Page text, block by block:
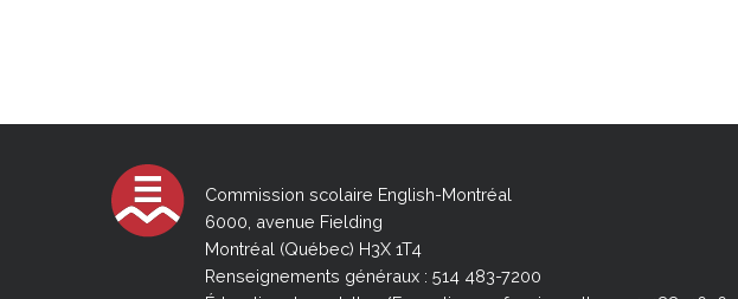
Commission scolaire English-Montréal
6000, avenue Fielding
Montréal (Québec) H3X 1T4
Renseignements généraux : 514 483-7200